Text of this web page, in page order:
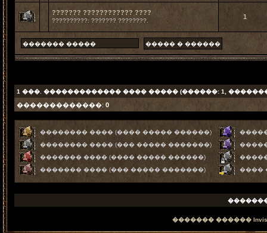
??????? ???????????? ????
??????????: ??????? ????????.
1
1 ���. ������������� ���� ����� (������: 1,
�������������: 0
�������� ���� (���� ����� ������)
�������� ���� (��� ����� �������)
������� ���� (���� ����� ������)
������� ���� (��� ����� �������)
����
������� ������